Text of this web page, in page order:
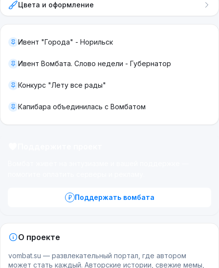
Цвета и оформление
Ивент "Города" - Норильск
Ивент Вомбата. Слово недели - Губернатор
Конкурс "Лету все рады"
Капибара объединилась с Вомбатом
Поддержать вомбата
О проекте
vombat.su — развлекательный портал, где автором
может стать каждый. Авторские истории, свежие мемы,